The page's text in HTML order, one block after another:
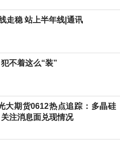
走稳 站上半年线|通讯
不着这么“装”
大期货0612热点追踪：多晶硅
注消息面兑现情况